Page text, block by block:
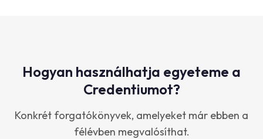
Hogyan használhatja egyeteme a
Credentiumot?
Konkrét forgatókönyvek, amelyeket már ebben a
félévben megvalósíthat.